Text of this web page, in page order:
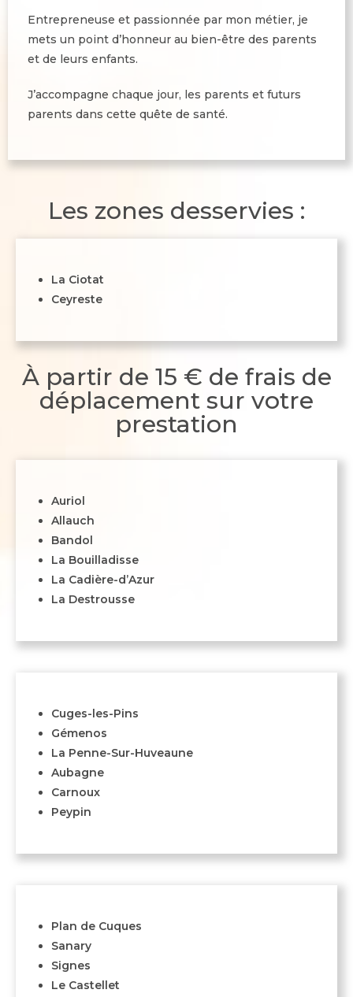
Entrepreneuse et passionnée par mon métier, je
mets un point d’honneur au bien-être des parents
et de leurs enfants.
J’accompagne chaque jour, les parents et futurs
parents dans cette quête de santé.
Les zones desservies :
La Ciotat
Ceyreste
À partir de 15 € de frais de
déplacement sur votre
prestation
Auriol
Allauch
Bandol
La Bouilladisse
La Cadière-d’Azur
La Destrousse
Cuges-les-Pins
Gémenos
La Penne-Sur-Huveaune
Aubagne
Carnoux
Peypin
Plan de Cuques
Sanary
Signes
Le Castellet